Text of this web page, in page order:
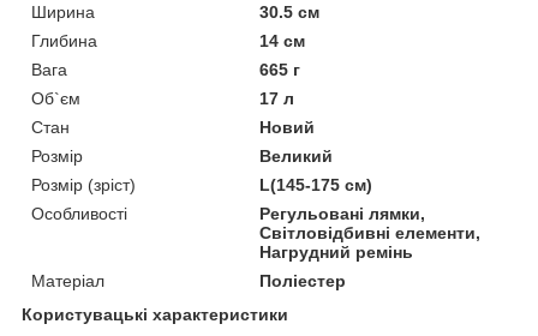
Ширина
30.5 см
Глибина
14 см
Вага
665 г
Об`єм
17 л
Стан
Новий
Розмір
Великий
Розмір (зріст)
L(145-175 см)
Особливості
Регульовані лямки,
Світловідбивні елементи,
Нагрудний ремінь
Матеріал
Поліестер
Користувацькі характеристики